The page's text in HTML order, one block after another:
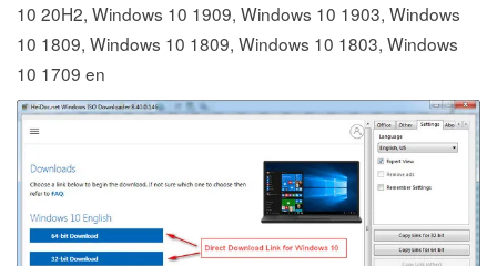
10 20H2, Windows 10 1909, Windows 10 1903, Windows
10 1809, Windows 10 1809, Windows 10 1803, Windows
10 1709 en